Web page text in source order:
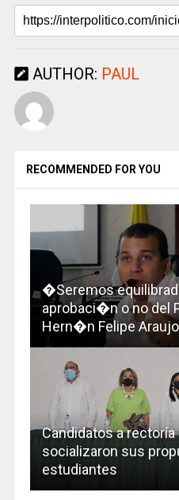
AUTHOR: PAUL
RECOMMENDED FOR YOU
�Seremos
aprobaci�n o no del
Hern�n Felipe
Candidatos a rectoría
socializaron sus
estudiantes